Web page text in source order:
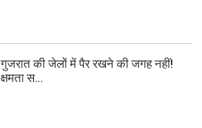
गुजरात की जेलों में पैर रखने की जगह नहीं!
क्षमता स...